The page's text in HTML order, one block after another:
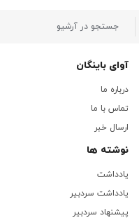
آوای باینگان
درباره ما
تماس با ما
ارسال خبر
نوشته ها
یادداشت
یادداشت سردبیر
پیشنهاد سردبیر